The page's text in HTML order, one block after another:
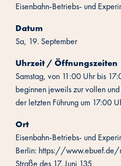
Eisenbahn-Betriebs- und
Datum
Sa, 19. September
Uhrzeit / Öffnungszeiten
Samstag, von 11:00 Uhr bis
beginnen jeweils zur vollen
der letzten Führung um 17:00
Ort
Eisenbahn-Betriebs- und
Berlin: https://
Straße des 17. Juni 135